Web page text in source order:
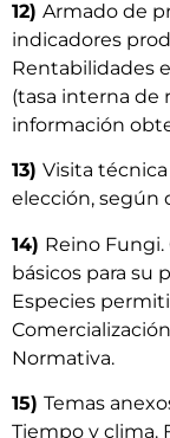
12) Armado de
indicadores
Rentabilidades
(tasa interna de
información
13) Visita
elección, según
14) Reino
básicos para su
Especies
Normativa.
15) Temas
Tiempo y clima.